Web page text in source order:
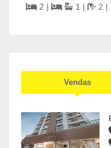
2 |
1 | 2 |
Vendas